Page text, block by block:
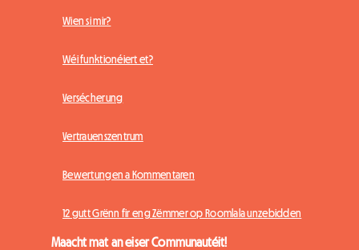
Wien si mir?
Wéi funktionéiert et?
Versécherung
Vertrauenszentrum
Bewertungen a Kommentaren
12 gutt Grënn fir eng Zëmmer op Roomlala unzebidden
Maacht mat an eiser Communautéit!